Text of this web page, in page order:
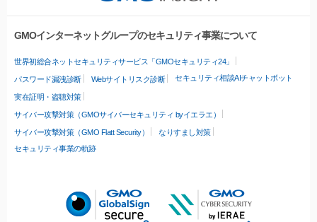
GMOインターネットグループのセキュリティ事業について
世界初総合ネットセキュリティサービス「GMOセキュリティ24」
パスワード漏洩診断 Webサイトリスク診断 セキュリティ相談AIチャットボット
実在証明・盗聴対策
サイバー攻撃対策（GMOサイバーセキュリティ byイエラエ）
サイバー攻撃対策（GMO Flatt Security）
なりすまし対策
セキュリティ事業の軌跡